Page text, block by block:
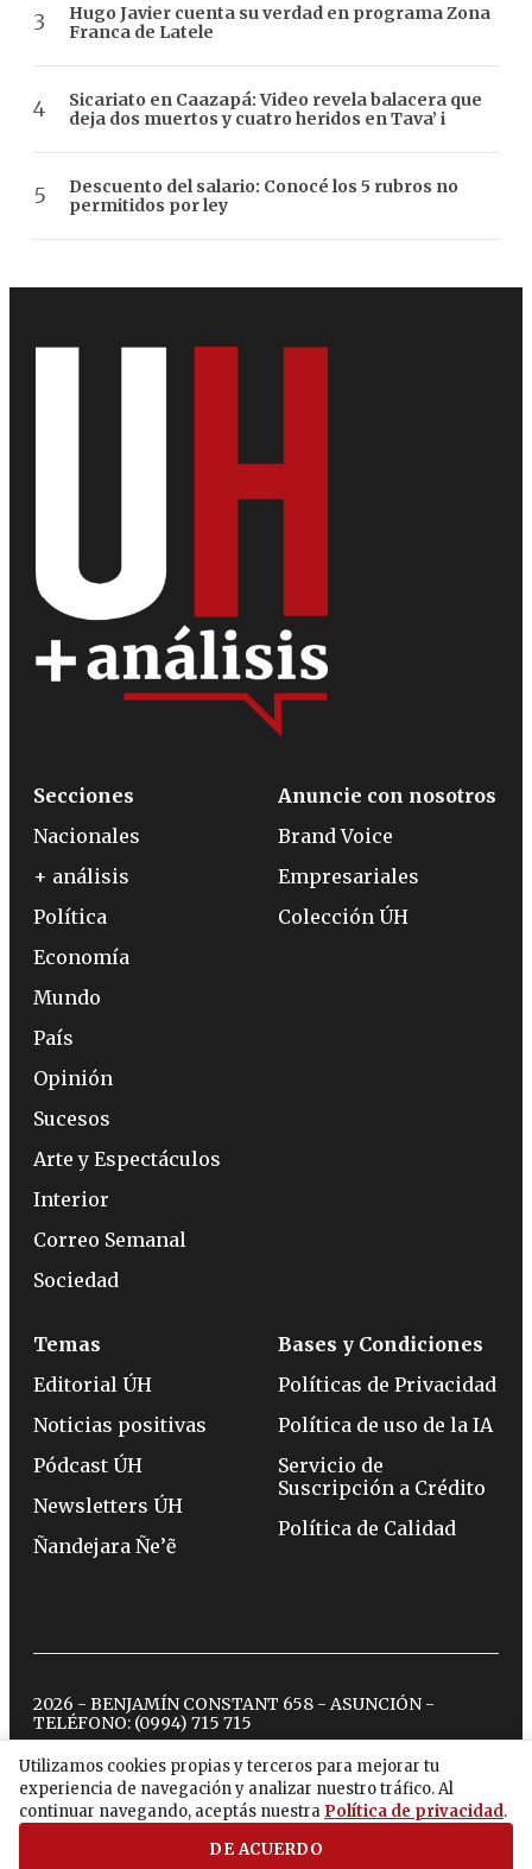
Hugo Javier cuenta su verdad en programa Zona
Franca de Latele
Sicariato en Caazapá: Video revela balacera que
deja dos muertos y cuatro heridos en Tava’ i
Descuento del salario: Conocé los 5 rubros no
permitidos por ley
Utilizamos cookies propias y terceros para mejorar tu
experiencia de navegación y analizar nuestro tráfico. Al
continuar navegando, aceptás nuestra Política de privacidad.
DE ACUERDO
Secciones
Nacionales
+ análisis
Política
Economía
Mundo
País
Opinión
Sucesos
Arte y Espectáculos
Interior
Correo Semanal
Sociedad
Anuncie con nosotros
Brand Voice
Empresariales
Colección ÚH
Temas
Editorial ÚH
Noticias positivas
Pódcast ÚH
Newsletters ÚH
Ñandejara Ñe’ẽ
Bases y Condiciones
Políticas de Privacidad
Política de uso de la IA
Servicio de
Suscripción a Crédito
Política de Calidad
2026 - BENJAMÍN CONSTANT 658 - ASUNCIÓN -
TELÉFONO: (0994) 715 715
twitterinstagram
facebook
tiktokyoutubespotify